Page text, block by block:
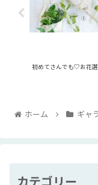
初めてさんでも♡お花
ホーム ギャ
カテゴリー